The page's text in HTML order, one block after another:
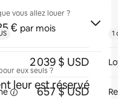
vous allez louer ?
€ par mois
eux seuls ?
leur est réservé
2 039 $ USD
657 $ USD
1